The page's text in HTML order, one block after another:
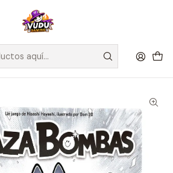
Envío GRATIS a Regiones sobre
de Mesa Cooperativos
Bombas - Español